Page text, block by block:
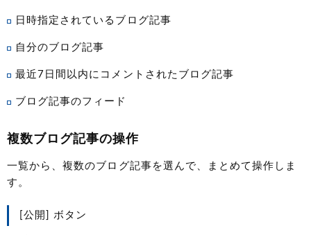
日時指定されているブログ記事
自分のブログ記事
最近7日間以内にコメントされたブログ記事
ブログ記事のフィード
複数ブログ記事の操作
一覧から、複数のブログ記事を選んで、まとめて操作しま
す。
[公開] ボタン